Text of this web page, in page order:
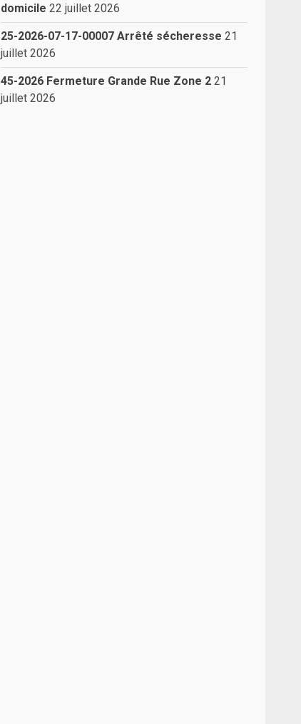
domicile 22 juillet 2026
25-2026-07-17-00007 Arrêté sécheresse 21
juillet 2026
45-2026 Fermeture Grande Rue Zone 2 21
juillet 2026